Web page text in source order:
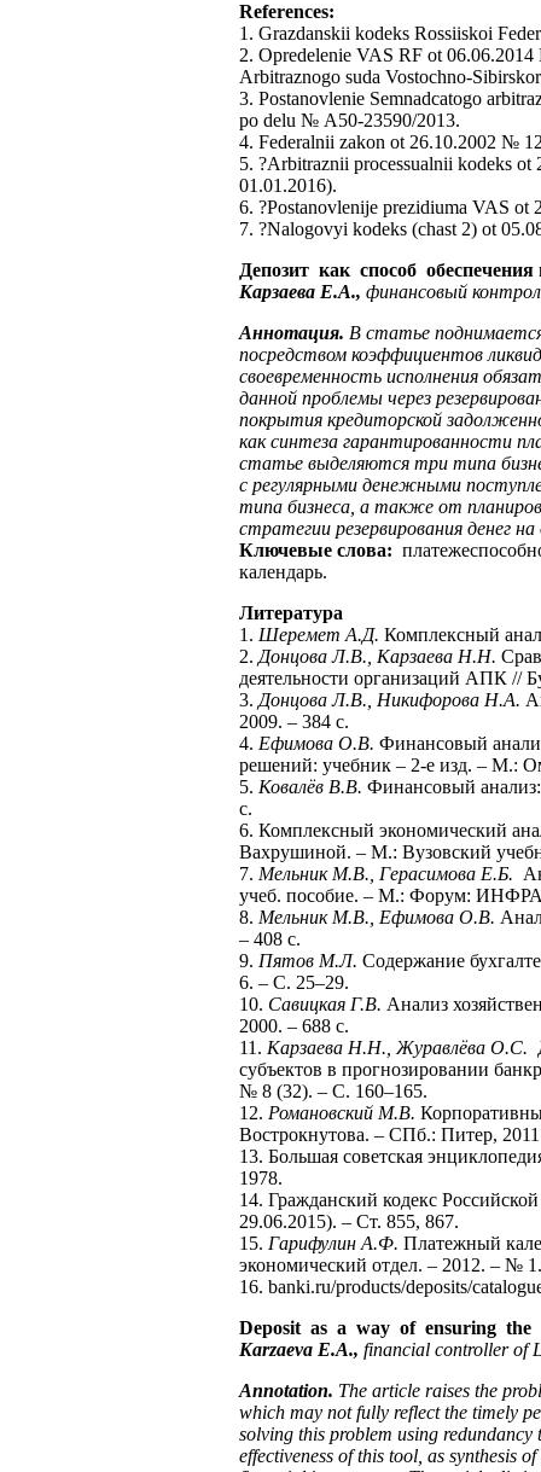
References:
1. Grazdanskii kodeks Rossiiskoi
2. Opredelenie VAS RF ot
Arbitraznogo suda Vostochno-
3. Postanovlenie Semnadcatogo
po delu № А50-23590/2013.
4. Federalnii zakon ot 26.10.2002 №
5. ?Arbitraznii processualnii kodeks
01.01.2016).
6. ?Postanovlenije prezidiuma VAS
7. ?Nalogovyi kodeks (chast 2) ot
Депозит как способ
Карзаева Е.А., финансовый
Аннотация. В статье
посредством коэффициентов
своевременность исполнения
данной проблемы через
покрытия кредиторской
как синтеза гарантированности
статье выделяются три типа
с регулярными денежными
типа бизнеса, а также от
стратегии резервирования денег
Ключевые слова:
календарь.
Литература
1. Шеремет А.Д. Комплексный
2.Донцова Л.В., Карзаева Н.Н.
деятельности организаций АПК //
3.Донцова Л.В., Никифорова Н.А.
2009. – 384 с.
4. Ефимова О.В. Финансовый
решений: учебник – 2-е изд. – М.:
5. Ковалёв В.В. Финансовый
с.
6. Комплексный экономический
Вахрушиной. – М.: Вузовский
7. Мельник М.В., Герасимова Е.Б.
учеб. пособие. – М.: Форум:
8. Мельник М.В., Ефимова О.В.
– 408 с.
9. Пятов М.Л. Содержание
6. – С. 25–29.
10. Савицкая Г.В. Анализ
2000. – 688 с.
11. Карзаева Н.Н., Журавлёва О.С.
субъектов в прогнозировании
№ 8 (32). – С. 160–165.
12. Романовский М.В.
Вострокнутова. – СПб.: Питер,
13. Большая советская
1978.
14. Гражданский кодекс
29.06.2015). – Ст. 855, 867.
15. Гарифулин А.Ф. Платежный
экономический отдел. – 2012. – №
16. banki.ru/products/deposits/
Deposit as a way of ensuring the
Karzaeva E.A., financial controller of
Annotation. The article raises the
which may not fully reflect the timely
solving this problem using redundancy
effectiveness of this tool, as synthesis